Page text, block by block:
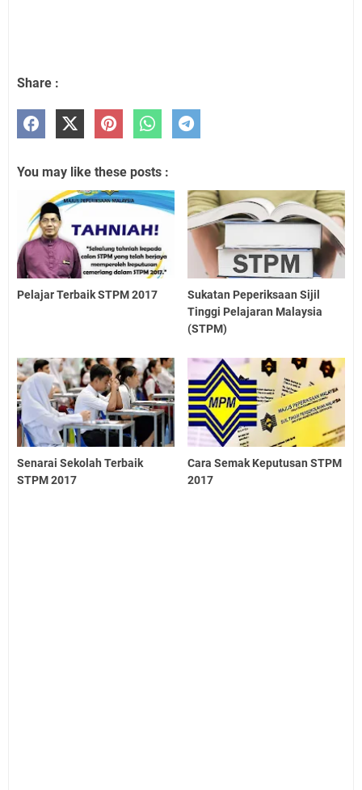
Share :
You may like these posts :
Pelajar Terbaik STPM 2017
Sukatan Peperiksaan Sijil
Tinggi Pelajaran Malaysia
(STPM)
Senarai Sekolah Terbaik
STPM 2017
Cara Semak Keputusan STPM
2017